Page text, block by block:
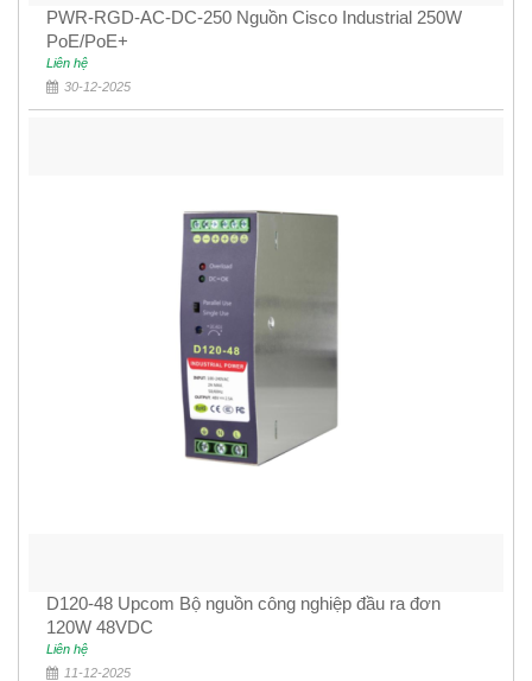
PWR-RGD-AC-DC-250 Nguồn Cisco Industrial 250W
PoE/PoE+
Liên hệ
30-12-2025
D120-48 Upcom Bộ nguồn công nghiệp đầu ra đơn
120W 48VDC
Liên hệ
11-12-2025